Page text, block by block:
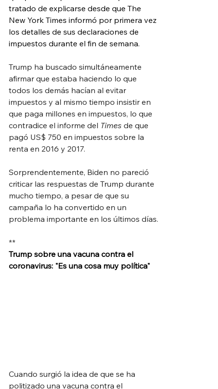
tratado de explicarse desde que The
New York Times informó por primera vez
los detalles de sus declaraciones de
impuestos durante el fin de semana.
Trump ha buscado simultáneamente
afirmar que estaba haciendo lo que
todos los demás hacían al evitar
impuestos y al mismo tiempo insistir en
que paga millones en impuestos, lo que
contradice el informe del Times de que
pagó US$ 750 en impuestos sobre la
renta en 2016 y 2017.
Sorprendentemente, Biden no pareció
criticar las respuestas de Trump durante
mucho tiempo, a pesar de que su
campaña lo ha convertido en un
problema importante en los últimos días.
**
Trump sobre una vacuna contra el
coronavirus: "Es una cosa muy política"
Cuando surgió la idea de que se ha
politizado una vacuna contra el